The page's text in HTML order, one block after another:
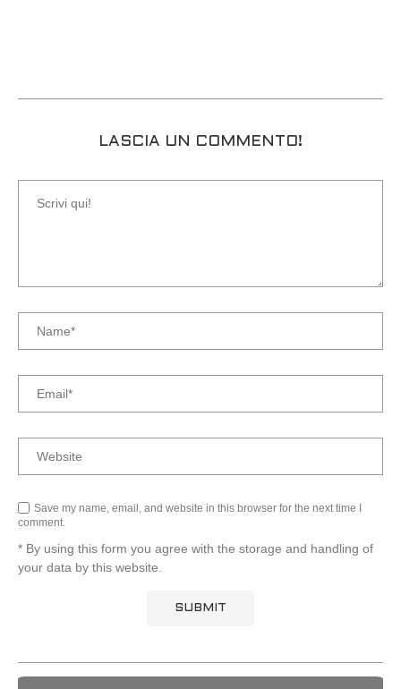
LASCIA UN COMMENTO!
Save my name, email, and website in this browser for the next time I
comment.
* By using this form you agree with the storage and handling of
your data by this website.